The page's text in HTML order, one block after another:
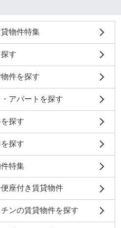
物件特集
す
件を探す
アパートを探す
探す
探す
特集
座付き賃貸物件
ンの賃貸物件を探す